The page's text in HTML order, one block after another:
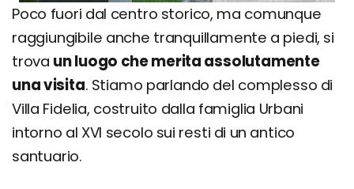
Poco fuori dal centro storico, ma comunque
raggiungibile anche tranquillamente a piedi, si
trova un luogo che merita assolutamente
una visita. Stiamo parlando del complesso di
Villa Fidelia, costruito dalla famiglia Urbani
intorno al XVI secolo sui resti di un antico
santuario.